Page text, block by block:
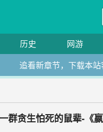
历史 网游
追看新章节，下载本
群贪生怕死的鼠辈-《